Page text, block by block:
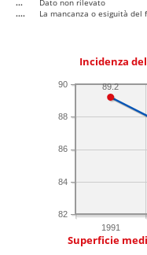
...
Dato non rilevato
....
La mancanza o esiguità
Incidenza
1991
82
84
86
88
90 89.2
Superficie